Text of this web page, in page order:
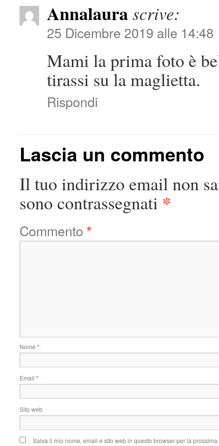
Annalaurascrive:
25 Dicembre 2019 alle 14:48
Mami la prima foto è
tirassi su la maglietta.
Rispondi
Lascia un commento
Il tuo indirizzo email non
sono contrassegnati *
Commento *
Nome *
Email *
Sito web
Salva il mio nome, email e sito web in questo browser per la